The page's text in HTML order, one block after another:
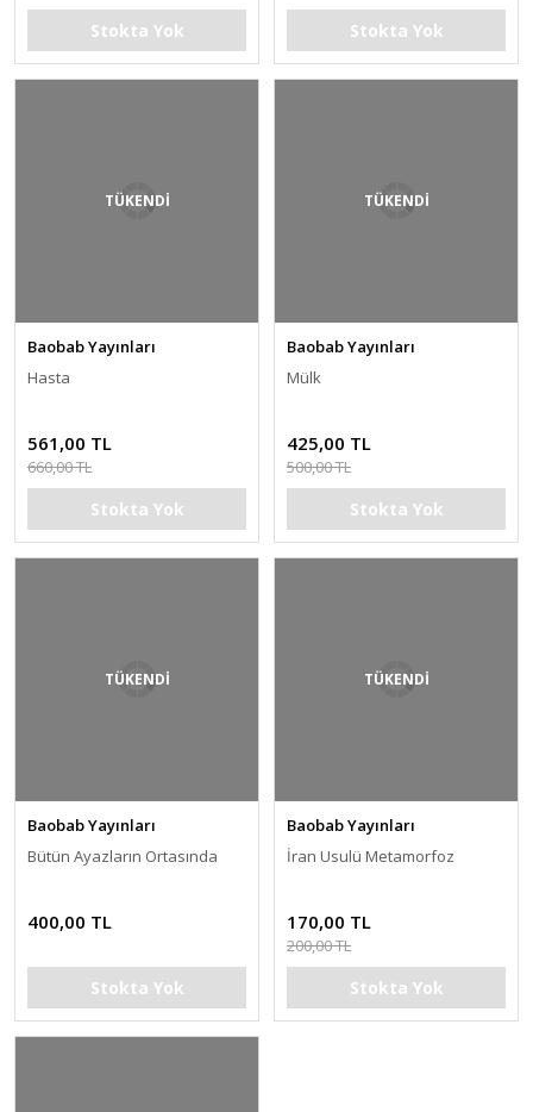
Stokta Yok Stokta Yok
TÜKENDİ
Baobab Yayınları
Hasta
561,00 TL
660,00 TL
Stokta Yok
TÜKENDİ
Baobab Yayınları
Mülk
425,00 TL
500,00 TL
Stokta Yok
TÜKENDİ
Baobab Yayınları
Bütün Ayazların Ortasında
400,00 TL
Stokta Yok
TÜKENDİ
Baobab Yayınları
İran Usulü Metamorfoz
170,00 TL
200,00 TL
Stokta Yok